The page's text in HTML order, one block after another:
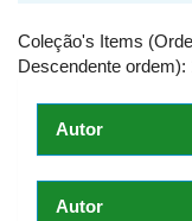
Coleção's Items
Descendente ordem):
Autor
Autor